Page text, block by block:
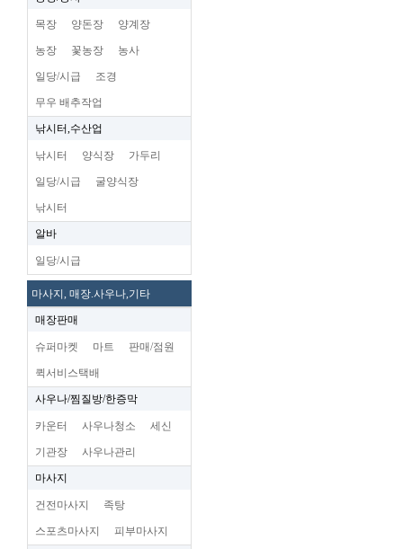
목장 양돈장 양계장
농장 꽃농장 농사
일당/시급 조경
무우 배추작업
낚시터,수산업
낚시터 양식장 가두리
일당/시급 굴양식장
낚시터
알바
일당/시급
마사지, 매장.사우나,기타
매장판매
슈퍼마켓 마트 판매/점원
퀵서비스택배
사우나/찜질방/한증막
카운터 사우나청소 세신
기관장 사우나관리
마사지
건전마사지 족탕
스포츠마사지 피부마사지